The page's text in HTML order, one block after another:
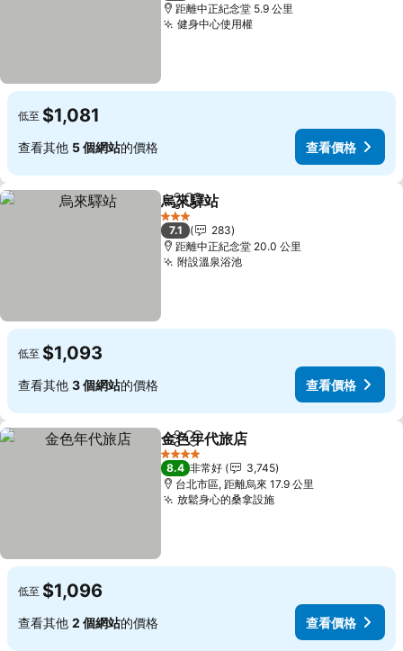
距離中正紀念堂 5.9 公里
健身中心使用權
低至 $1,081
查看其他 5 個網站的價格 查看價格
分享 加入我的最愛
烏來驛站
3 星級
7.1
283
距離中正紀念堂 20.0 公里
附設溫泉浴池
低至 $1,093
查看其他 3 個網站的價格 查看價格
分享 加入我的最愛
金色年代旅店
4 星級
8.4 非常好
3,745
台北市區, 距離烏來 17.9 公里
放鬆身心的桑拿設施
低至 $1,096
查看其他 2 個網站的價格 查看價格